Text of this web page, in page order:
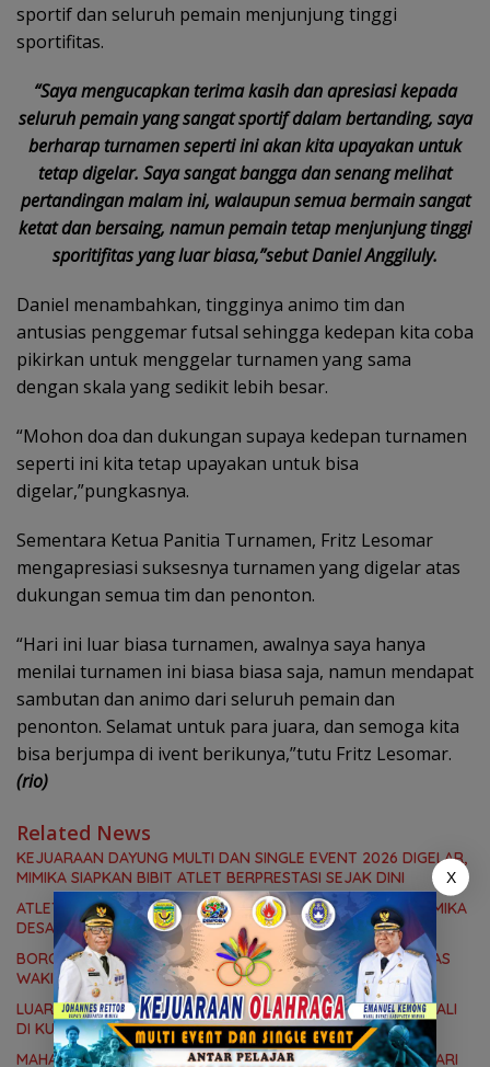
sportif dan seluruh pemain menjunjung tinggi
sportifitas.
“Saya mengucapkan terima kasih dan apresiasi kepada
seluruh pemain yang sangat sportif dalam bertanding, saya
berharap turnamen seperti ini akan kita upayakan untuk
tetap digelar. Saya sangat bangga dan senang melihat
pertandingan malam ini, walaupun semua bermain sangat
ketat dan bersaing, namun pemain tetap menjunjung tinggi
sporitifitas yang luar biasa,”sebut Daniel Anggiluly.
Daniel menambahkan, tingginya animo tim dan
antusias penggemar futsal sehingga kedepan kita coba
pikirkan untuk menggelar turnamen yang sama
dengan skala yang sedikit lebih besar.
“Mohon doa dan dukungan supaya kedepan turnamen
seperti ini kita tetap upayakan untuk bisa
digelar,”pungkasnya.
Sementara Ketua Panitia Turnamen, Fritz Lesomar
mengapresiasi suksesnya turnamen yang digelar atas
dukungan semua tim dan penonton.
“Hari ini luar biasa turnamen, awalnya saya hanya
menilai turnamen ini biasa biasa saja, namun mendapat
sambutan dan animo dari seluruh pemain dan
penonton. Selamat untuk para juara, dan semoga kita
bisa berjumpa di ivent berikunya,”tutu Fritz Lesomar.
(rio)
Related News
KEJUARAAN DAYUNG MULTI DAN SINGLE EVENT 2026 DIGELAR,
MIMIKA SIAPKAN BIBIT ATLET BERPRESTASI SEJAK DINI
ATLET BELADIRI MIMIKA SIAP TAMPIL DI PON 2026, KONI MIMIKA
DESAK PAPUA TENGAH PERCEPAT PERSIAPAN
BORONG MEDALI, DUA ARJUNA MUDA PAPUA TENGAH LIBAS
WAKIL DKI JAKARTA, BAWA PULANG PERUNGGU NASIONAL
LUAR BIASA!, ATLET MUDA PAPUA TENGAH BORONG 3 MEDALI
DI KUALIFIKASI KEJURNAS PANAHAN JUNIOR 2026
MAHASISWA STKIP HERMON TIMIKA RAIH JUARA 1 LOMBA LARI
X